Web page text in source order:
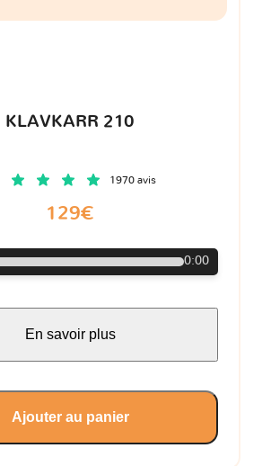
KLAVKARR 210
1970 avis
129€
0:00
En savoir plus
Ajouter au panier